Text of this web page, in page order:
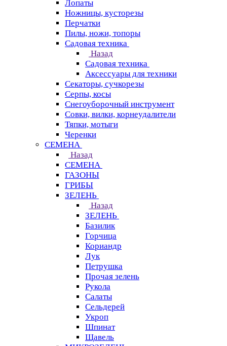
Лопаты
Ножницы, кусторезы
Перчатки
Пилы, ножи, топоры
Садовая техника
Назад
Садовая техника
Аксессуары для техники
Секаторы, сучкорезы
Серпы, косы
Снегоуборочный инструмент
Совки, вилки, корнеудалители
Тяпки, мотыги
Черенки
СЕМЕНА
Назад
СЕМЕНА
ГАЗОНЫ
ГРИБЫ
ЗЕЛЕНЬ
Назад
ЗЕЛЕНЬ
Базилик
Горчица
Кориандр
Лук
Петрушка
Прочая зелень
Рукола
Салаты
Сельдерей
Укроп
Шпинат
Щавель